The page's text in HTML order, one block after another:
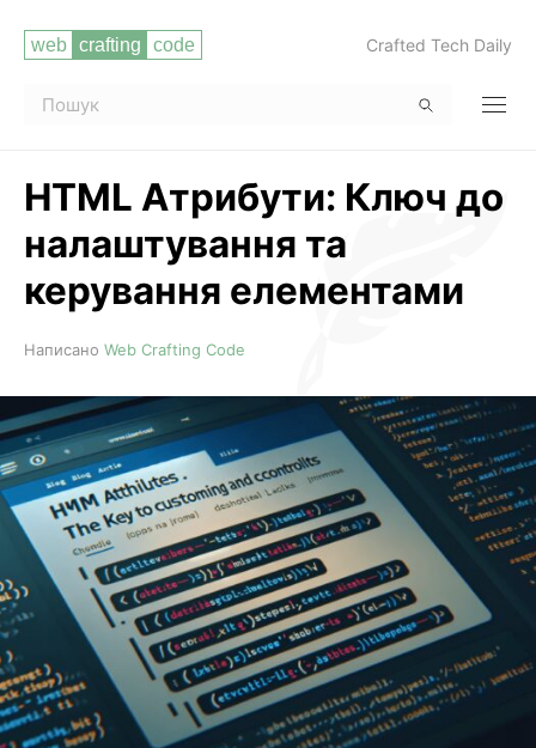
Crafted Tech Daily
HTML Атрибути: Ключ до
налаштування та
керування елементами
Читати повністю
Написано Web Crafting Code